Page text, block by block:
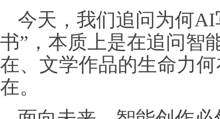
今天，我们追问为何
书”，本质上是在追问智
在、文学作品的生命力
在。